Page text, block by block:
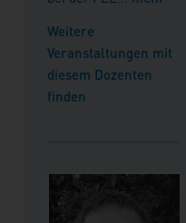
Weitere
Veranstaltungen mit
diesem Dozenten
finden